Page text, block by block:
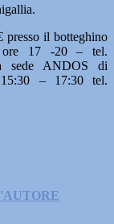
presso il botteghino
ore 17 -20 – tel.
sede ANDOS di
– 17:30 tel.